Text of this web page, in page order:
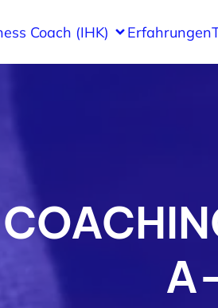
Coach (IHK) Erfahrungen